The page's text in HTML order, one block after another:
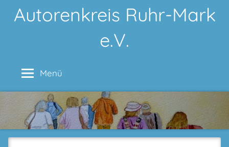
InhaltAutorenkreis Ruhr-Mark
e.V.
Menü